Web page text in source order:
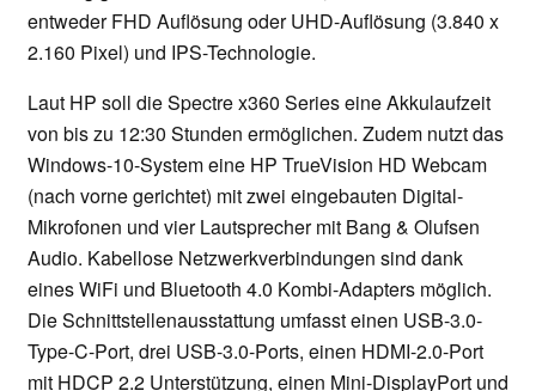
entweder FHD Auflösung oder UHD-Auflösung (3.840 x
2.160 Pixel) und IPS-Technologie.
Laut HP soll die Spectre x360 Series eine Akkulaufzeit
von bis zu 12:30 Stunden ermöglichen. Zudem nutzt das
Windows-10-System eine HP TrueVision HD Webcam
(nach vorne gerichtet) mit zwei eingebauten Digital-
Mikrofonen und vier Lautsprecher mit Bang & Olufsen
Audio. Kabellose Netzwerkverbindungen sind dank
eines WiFi und Bluetooth 4.0 Kombi-Adapters möglich.
Die Schnittstellenausstattung umfasst einen USB-3.0-
Type-C-Port, drei USB-3.0-Ports, einen HDMI-2.0-Port
mit HDCP 2.2 Unterstützung, einen Mini-DisplayPort und